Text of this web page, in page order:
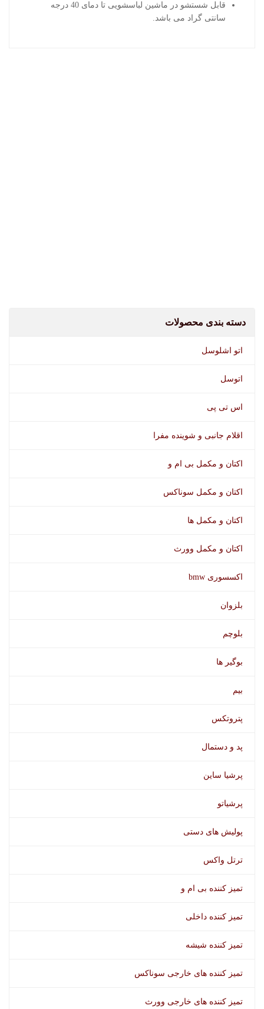
دسته بندی محصولات
اتو اشلوسل
اتوسل
اس تی پی
اقلام جانبی و شوینده مفرا
اکتان و مکمل بی ام و
اکتان و مکمل سوناکس
اکتان و مکمل ها
اکتان و مکمل وورث
اکسسوری bmw
بلزوان
بلوچم
بوگیر ها
بیم
پتروتکس
پد و دستمال
پرشیا ساین
پرشیاتو
پولیش های دستی
ترتل واکس
تمیز کننده بی ام و
تمیز کننده داخلی
تمیز کننده شیشه
تمیز کننده های خارجی سوناکس
تمیز کننده های خارجی وورث
قابل شستشو در ماشین لباسشویی تا دمای 40 درجه
سانتی گراد می باشد.
اسپری SX90 BIO چند کاره
فوم محافظ چرم حرفه ای سوناکس